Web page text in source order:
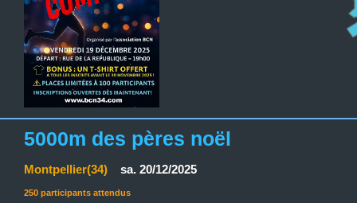
5000m des pères noël
Montpellier(34) sa. 20/12/2025
250 participants attendus